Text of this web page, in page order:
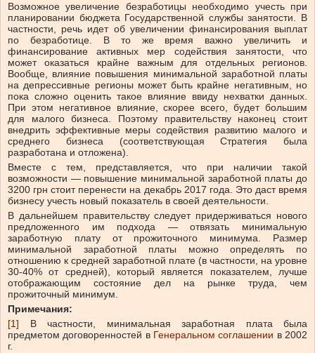
Возможное увеличение безработицы необходимо учесть при
планировании бюджета Государственной службы занятости. В
частности, речь идет об увеличении финансирования выплат
по безработице. В то же время важно увеличить и
финансирование активных мер содействия занятости, что
может оказаться крайне важным для отдельных регионов.
Вообще, влияние повышения минимальной заработной платы
на депрессивные регионы может быть крайне негативным, но
пока сложно оценить такое влияние ввиду нехватки данных.
При этом негативное влияние, скорее всего, будет большим
для малого бизнеса. Поэтому правительству наконец стоит
внедрить эффективные меры содействия развитию малого и
среднего бизнеса (соответствующая Стратегия была
разработана и отложена).
Вместе с тем, представляется, что при наличии такой
возможности — повышение минимальной заработной платы до
3200 грн стоит перенести на декабрь 2017 года. Это даст время
бизнесу учесть новый показатель в своей деятельности.
В дальнейшем правительству следует придерживаться нового
предложенного им подхода — отвязать минимальную
заработную плату от прожиточного минимума. Размер
минимальной заработной платы можно определять по
отношению к средней заработной плате (в частности, на уровне
30-40% от средней), который является показателем, лучше
отображающим состояние дел на рынке труда, чем
прожиточный минимум.
Примечания:
[1] В частности, минимальная заработная плата была
предметом договоренностей вГенеральном соглашении в 2002
г.